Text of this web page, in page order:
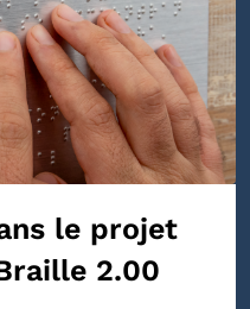
le projet
2.00